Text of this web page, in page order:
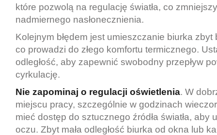
które pozwolą na regulację światła, co
nadmiernego nasłonecznienia.
Kolejnym błędem jest umieszczanie biurka zbyt
co prowadzi do złego komfortu termicznego.
odległość, aby zapewnić swobodny przepływ
cyrkulację.
Nie zapominaj o regulacji oświetlenia. W
miejscu pracy, szczególnie w godzinach
mieć dostęp do sztucznego źródła światła, aby
oczu. Zbyt mała odległość biurka od okna lub